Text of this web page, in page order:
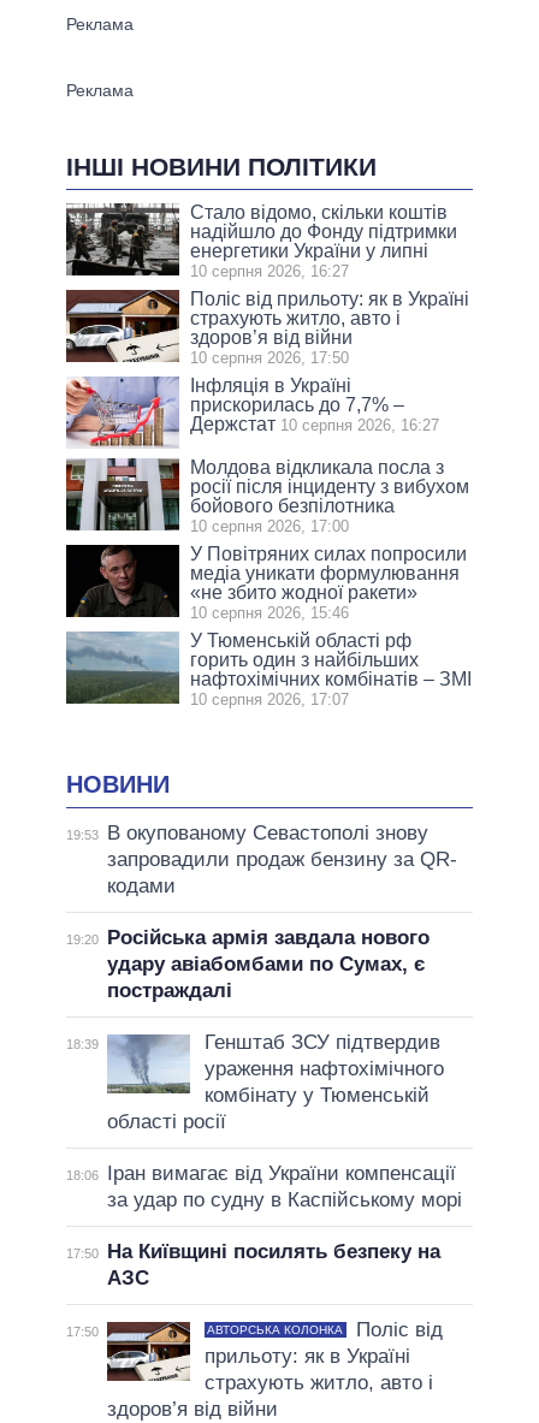
ІНШІ НОВИНИ ПОЛІТИКИ
Стало відомо, скільки коштів
надійшло до Фонду підтримки
енергетики України у липні
10 серпня 2026, 16:27
Поліс від прильоту: як в Україні
страхують житло, авто і
здоров’я від війни
10 серпня 2026, 17:50
Інфляція в Україні
прискорилась до 7,7% –
Держстат 10 серпня 2026, 16:27
Молдова відкликала посла з
росії після інциденту з вибухом
бойового безпілотника
10 серпня 2026, 17:00
У Повітряних силах попросили
медіа уникати формулювання
«не збито жодної ракети»
10 серпня 2026, 15:46
У Тюменській області рф
горить один з найбільших
нафтохімічних комбінатів – ЗМІ
10 серпня 2026, 17:07
НОВИНИ
19:53
В окупованому Севастополі знову
запровадили продаж бензину за QR-
кодами
19:20
Російська армія завдала нового
удару авіабомбами по Сумах, є
постраждалі
18:39
Генштаб ЗСУ підтвердив
ураження нафтохімічного
комбінату у Тюменській
області росії
18:06
Іран вимагає від України компенсації
за удар по судну в Каспійському морі
17:50
На Київщині посилять безпеку на
АЗС
17:50 АВТОРСЬКА КОЛОНКА
Поліс від
прильоту: як в Україні
страхують житло, авто і
здоров’я від війни